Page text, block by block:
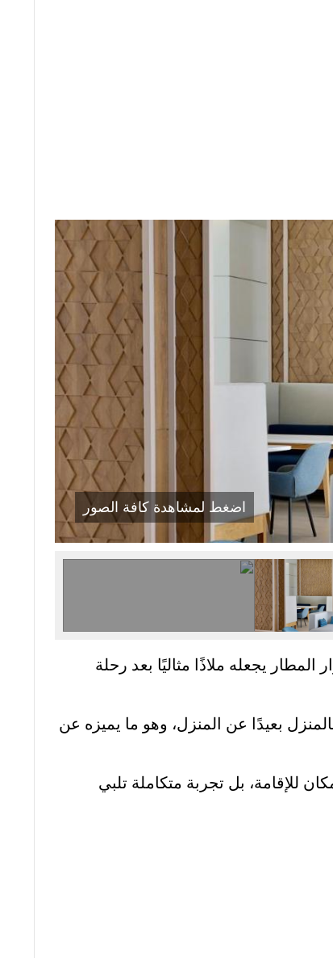
اضغط لمشاهدة كافة الصور
يجعله ملاذًا مثاليًا بعد رحلة
بعيدًا عن المنزل، وهو ما يميزه عن
للإقامة، بل تجربة متكاملة تلبي